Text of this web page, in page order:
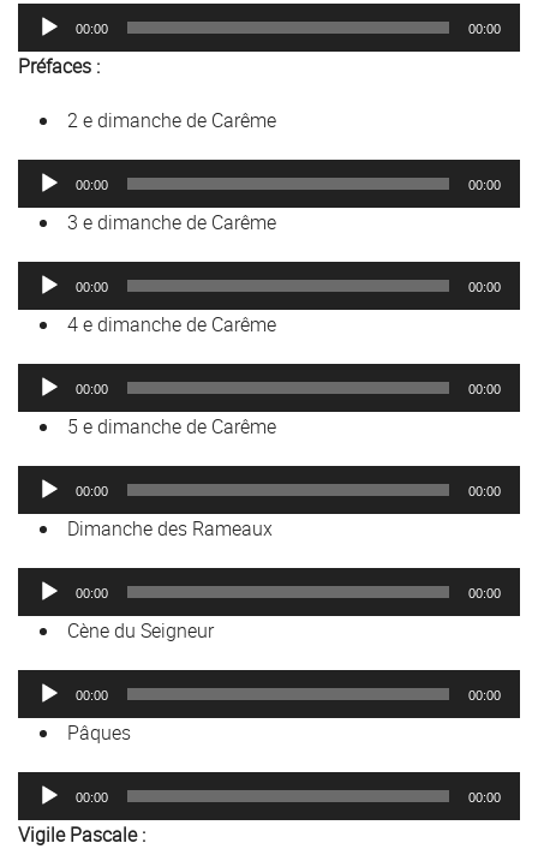
Lecteur
audio
00:00 00:00
Préfaces :
2 e dimanche de Carême
Lecteur
audio
00:00 00:00
3 e dimanche de Carême
Lecteur
audio
00:00 00:00
4 e dimanche de Carême
Lecteur
audio
00:00 00:00
5 e dimanche de Carême
Lecteur
audio
00:00 00:00
Dimanche des Rameaux
Lecteur
audio
00:00 00:00
Cène du Seigneur
Lecteur
audio
00:00 00:00
Pâques
Lecteur
audio
00:00 00:00
Vigile Pascale :